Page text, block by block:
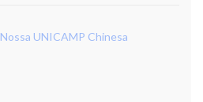
Nossa UNICAMP Chinesa